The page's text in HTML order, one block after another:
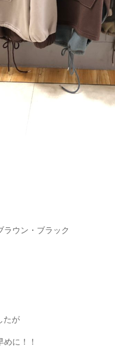
ラウン・ブラック
たが
に！！